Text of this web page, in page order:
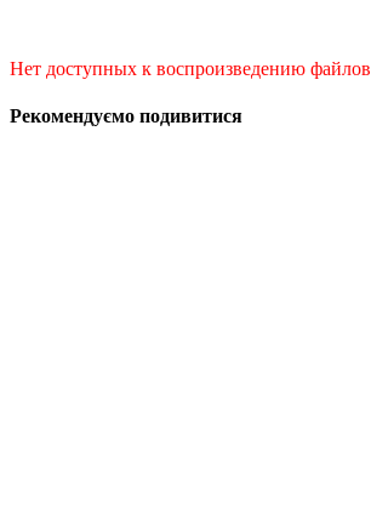
Нет доступных к воспроизведению файлов
Рекомендуємо подивитися